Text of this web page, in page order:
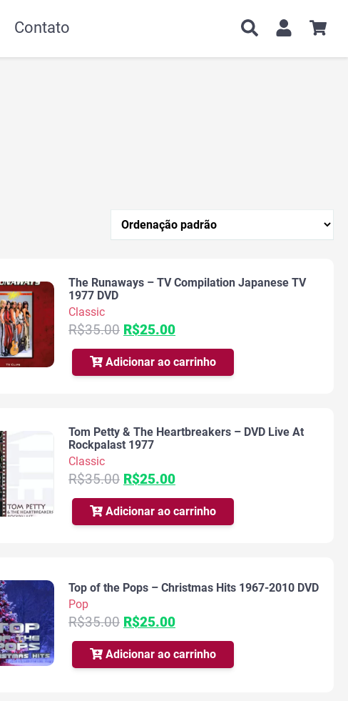
Contato
The Runaways – TV Compilation Japanese TV
1977 DVD
Classic
R$35.00 O
preço
original
era:
R$25.00O
preço
atual
é:
Adicionar ao carrinho
Tom Petty & The Heartbreakers – DVD Live At
Rockpalast 1977
Classic
R$35.00 O
preço
original
era:
R$25.00O
preço
atual
é:
Adicionar ao carrinho
Top of the Pops – Christmas Hits 1967-2010 DVD
Pop
R$35.00 O
preço
original
era:
R$25.00O
preço
atual
é:
Adicionar ao carrinho